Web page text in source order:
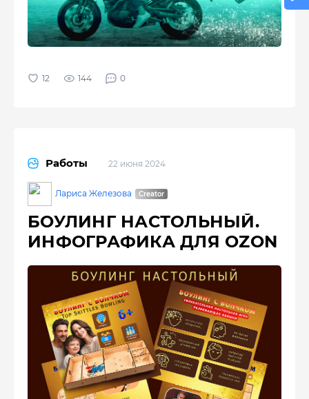
144 0
Работы 22 июня 2024
Лариса Железова
БОУЛИНГ НАСТОЛЬНЫЙ.
ИНФОГРАФИКА ДЛЯ OZON